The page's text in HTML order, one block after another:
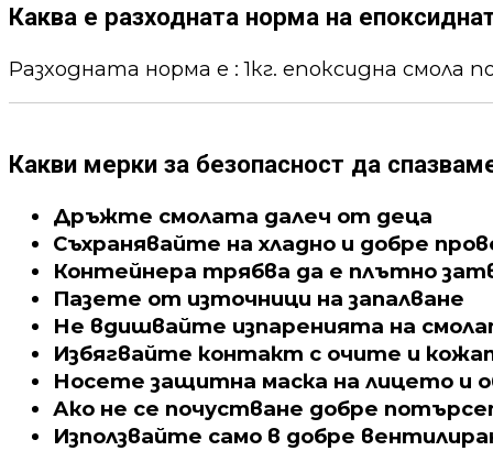
Каква е разходната норма на
Разходната норма е : 1кг. епоксидна смола
Какви мерки за безопасност да
Дръжте смолата далеч от деца
Съхранявайте на хладно и добре
Контейнера трябва да е плътно
Пазете от източници на запалване
Не вдишвайте изпаренията на
Избягвайте контакт с очите и
Носете защитна маска на лицето и
Ако не се почустване добре
Използвайте само в добре